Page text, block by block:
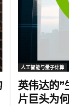
人工智能与量子计算
英伟达的”
片巨头为